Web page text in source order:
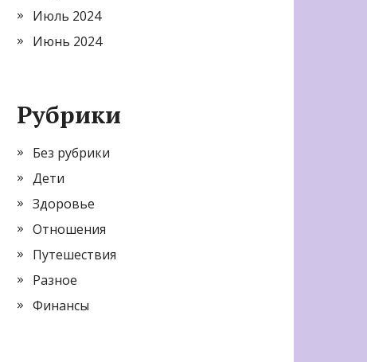
Июль 2024
Июнь 2024
Рубрики
Без рубрики
Дети
Здоровье
Отношения
Путешествия
Разное
Финансы